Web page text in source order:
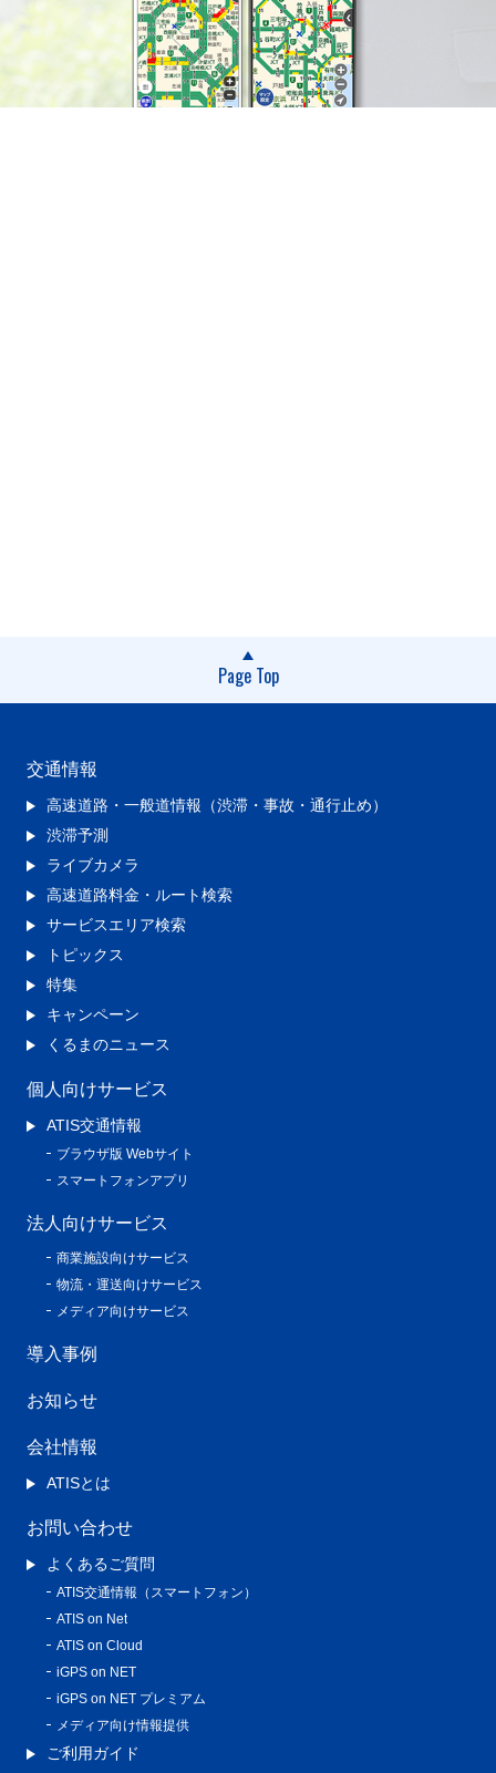
Page Top
交通情報
高速道路・一般道情報（渋滞・事故・通行止め）
渋滞予測
ライブカメラ
高速道路料金・ルート検索
サービスエリア検索
トピックス
特集
キャンペーン
くるまのニュース
個人向けサービス
ATIS交通情報
ブラウザ版 Webサイト
スマートフォンアプリ
法人向けサービス
商業施設向けサービス
物流・運送向けサービス
メディア向けサービス
導入事例
お知らせ
会社情報
ATISとは
お問い合わせ
よくあるご質問
ATIS交通情報（スマートフォン）
ATIS on Net
ATIS on Cloud
iGPS on NET
iGPS on NET プレミアム
メディア向け情報提供
ご利用ガイド